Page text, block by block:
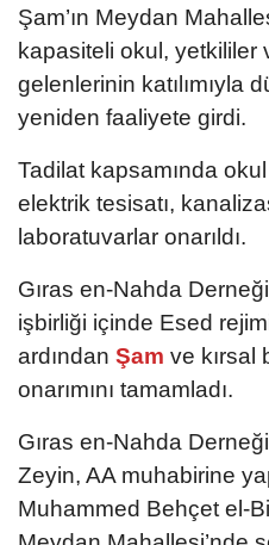
Şam’ın Meydan
kapasiteli okul, yetkililer
gelenlerinin katılımıyla
yeniden faaliyete girdi.
Tadilat kapsamında okul
elektrik tesisatı,
laboratuvarlar onarıldı.
Gıras en-Nahda
işbirliği içinde Esed
ardından Şam ve kırsal
onarımını tamamladı.
Gıras en-Nahda
Zeyin, AA muhabirine
Muhammed Behçet el-